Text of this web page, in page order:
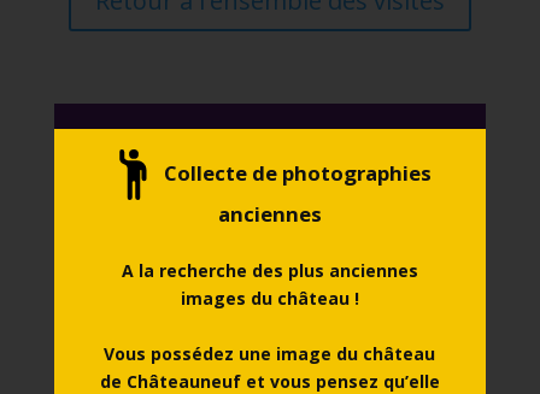
Collecte de photographies
anciennes
A la recherche des plus anciennes
images du château !
Vous possédez une image du château
de Châteauneuf et vous pensez qu’elle
Agenda des événements
Animations pour les enfants et les grands,
spectacles estivaux, visites spéciales,
du château !